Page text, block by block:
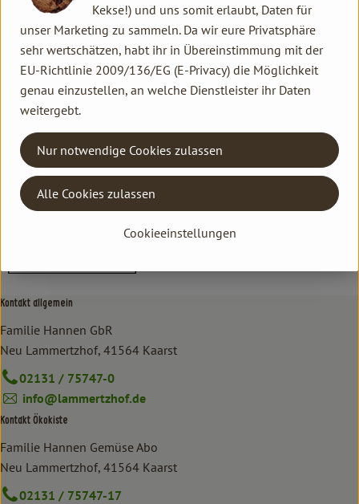
Produktdatenblatt
Herkunft
Hersteller: VV
Griechenland
Vita Verde
Kontakt allgemein
Familie Hannen GbR
Neu Lammertzhof, 41564 Kaarst
02131 / 75747-0
info@lammertzhof.de
Kontakt Ökokiste
Familie Hannen Gemüse Abo
Neu Lammertzhof, 41564 Kaarst
02131 / 75747-17
Kekse!) und uns somit erlaubt, Daten für
unser Marketing zu sammeln. Da wir eure Privatsphäre
sehr wertschätzen, habt ihr in Übereinstimmung mit der
EU-Richtlinie 2009/136/EG (E-Privacy) die Möglichkeit
genau einzustellen, an welche Dienstleister ihr Daten
weitergebt.
Cookieeinstellungen
Nur notwendige Cookies zulassen
Alle Cookies zulassen